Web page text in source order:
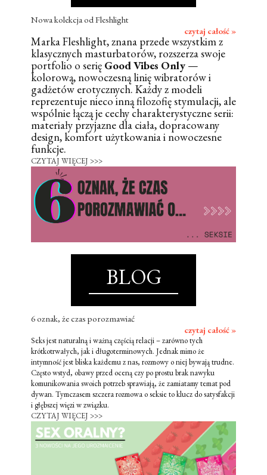
Nowa kolekcja od Fleshlight
czytaj całość »
Marka Fleshlight, znana przede wszystkim z
klasycznych masturbatorów, rozszerza swoje
portfolio o serię Good Vibes Only —
kolorową, nowoczesną linię wibratorów i
gadżetów erotycznych. Każdy z modeli
reprezentuje nieco inną filozofię stymulacji, ale
wspólnie łączą je cechy charakterystyczne serii:
materiały przyjazne dla ciała, dopracowany
design, komfort użytkowania i nowoczesne
funkcje.
CZYTAJ WIĘCEJ >>>
BLOG
6 oznak, że czas porozmawiać
czytaj całość »
Seks jest naturalną i ważną częścią relacji – zarówno tych
krótkotrwałych, jak i długoterminowych. Jednak mimo że
intymność jest bliska każdemu z nas, rozmowy o niej bywają trudne.
Często wstyd, obawy przed oceną czy po prostu brak nawyku
komunikowania swoich potrzeb sprawiają, że zamiatamy temat pod
dywan. Tymczasem szczera rozmowa o seksie to klucz do satysfakcji
i głębszej więzi w związku.
CZYTAJ WIĘCEJ >>>